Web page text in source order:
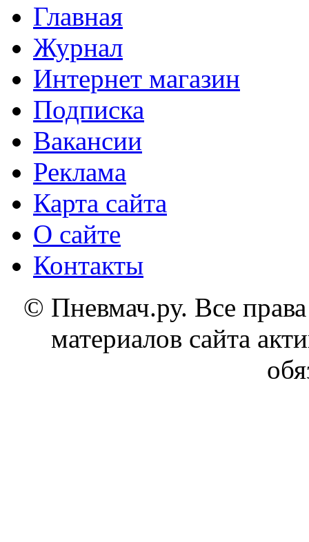
Главная
Журнал
Интернет магазин
Подписка
Вакансии
Реклама
Карта сайта
О сайте
Контакты
© Пневмач.ру. Все
материалов сайта